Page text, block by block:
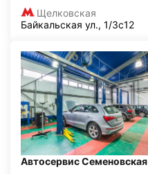
Щелковская
Байкальская ул., 1/3с12
Автосервис Семеновская